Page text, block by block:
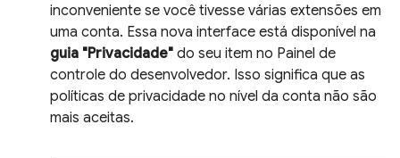
inconveniente se você tivesse várias extensões em
uma conta. Essa nova interface está disponível na
guia "Privacidade" do seu item no Painel de
controle do desenvolvedor. Isso significa que as
políticas de privacidade no nível da conta não são
mais aceitas.